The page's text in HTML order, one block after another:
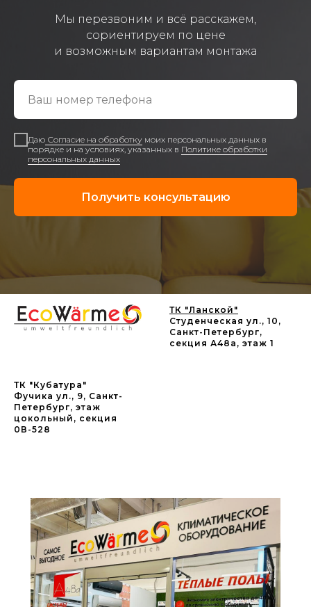
Мы перезвоним и всё расскажем,
сориентируем по цене
и возможным вариантам монтажа
Даю Согласие на обработку моих персональных данных в
порядке и на условиях, указанных в Политике обработки
персональных данных
Получить консультацию
ТК "Ланской"
Студенческая ул., 10,
Санкт-Петербург,
секция А48а, этаж 1
ТК "Кубатура"
Фучика ул., 9, Санкт-
Петербург, этаж
цокольный, секция
0В-528